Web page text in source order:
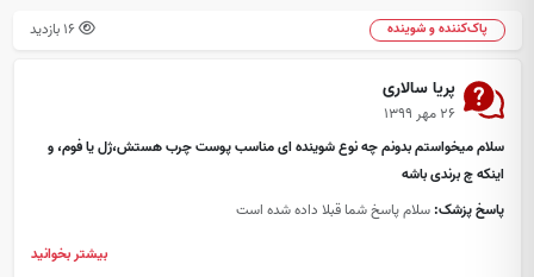
پاک‌کننده و شوینده 16 بازدید
پریا سالاری
۲۶ مهر ۱۳۹۹
سلام میخواستم بدونم چه نوع شوینده ای مناسب پوست چرب هستش،ژل یا فوم، و
اینکه چ برندی باشه
پاسخ پزشک: سلام پاسخ شما قبلا داده شده است
بیشتر بخوانید